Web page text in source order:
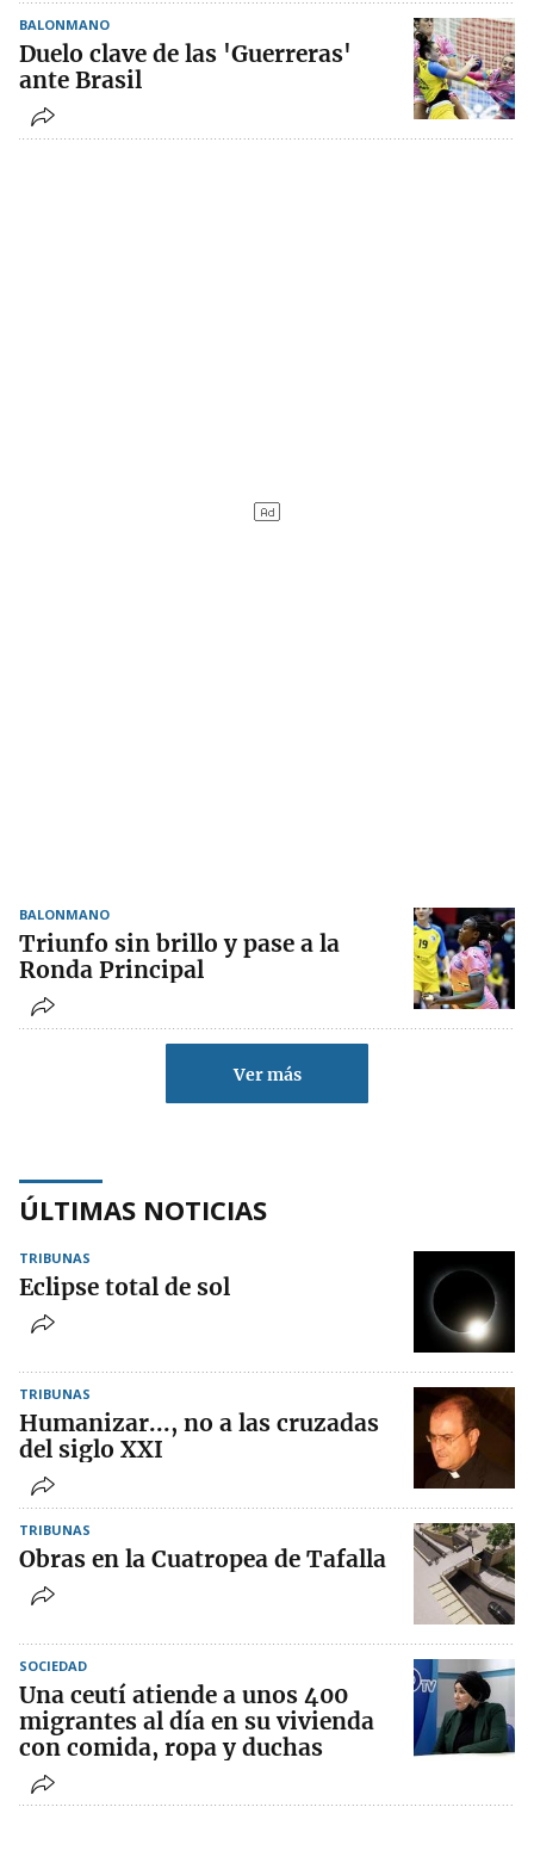
BALONMANO
Duelo clave de las 'Guerreras'
ante Brasil
BALONMANO
Triunfo sin brillo y pase a la
Ronda Principal
Ver más
ÚLTIMAS NOTICIAS
TRIBUNAS
Eclipse total de sol
TRIBUNAS
Humanizar..., no a las cruzadas
del siglo XXI
TRIBUNAS
Obras en la Cuatropea de Tafalla
SOCIEDAD
Una ceutí atiende a unos 400
migrantes al día en su vivienda
con comida, ropa y duchas